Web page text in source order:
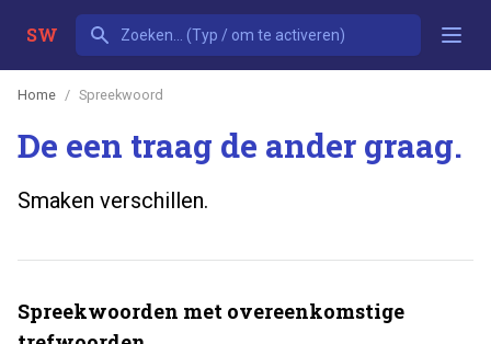
SW
Home Spreekwoord
De een traag de ander graag.
Smaken verschillen.
Spreekwoorden met overeenkomstige